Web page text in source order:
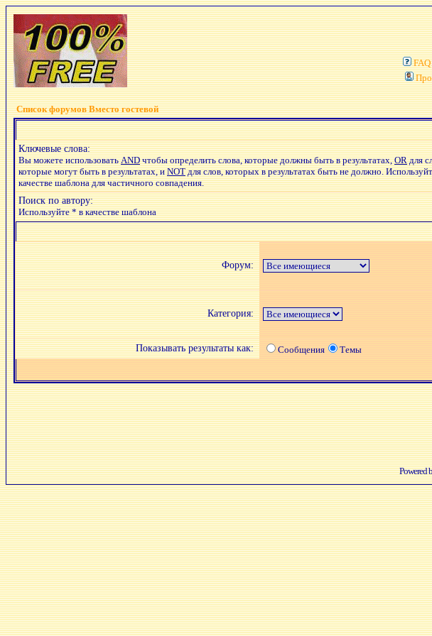
FAQ
Список форумов Вместо гостевой
Ключевые слова:
Вы можете использоватьANDчтобы определить слова, которые должны быть в результатах,ORдля
которые могут быть в результатах, иNOTдля слов, которых в результатах быть не должно.
качестве шаблона для частичного совпадения.
Поиск по автору:
Используйте * в качестве шаблона
Форум:
Категория:
Показывать результаты как:
Сообщения Темы
Powered